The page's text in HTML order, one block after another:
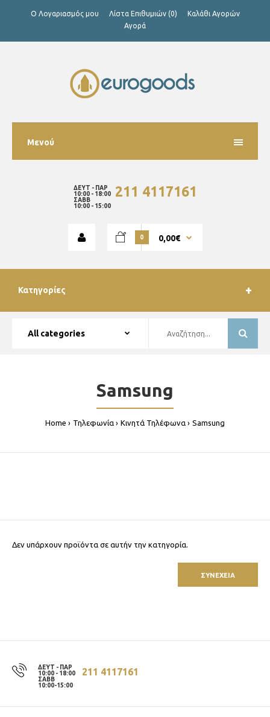
Ο Λογαριασμός μου Λίστα Επιθυμιών (0)
Καλάθι Αγορών
Αγορά
Μενού
ΔΕΥΤ - ΠΑΡ
10:00 - 18:00
ΣΑΒΒ
10:00 - 15:00
211 4117161
0 0,00€
Κατηγορίες
Samsung
Home Τηλεφωνία Κινητά Τηλέφωνα Samsung
Δεν υπάρχουν προϊόντα σε αυτήν την κατηγορία.
ΣΥΝΈΧΕΙΑ
ΔΕΥΤ - ΠΑΡ
10:00 - 18:00
ΣΑΒΒ
10:00-15:00
211 4117161